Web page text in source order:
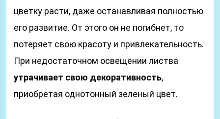
цветку расти, даже останавливая полностью
его развитие. От этого он не погибнет, то
потеряет свою красоту и привлекательность.
При недостаточном освещении листва
утрачивает свою декоративность,
приобретая однотонный зеленый цвет.